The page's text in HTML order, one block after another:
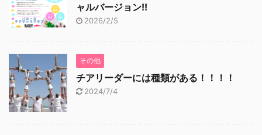
ャルバージョン!!
2026/2/5
その他
チアリーダーには種類がある！！！！
2024/7/4